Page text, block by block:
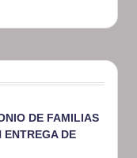
DE FAMILIAS
ENTREGA DE